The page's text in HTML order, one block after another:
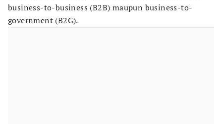
business-to-business (B2B) maupun business-to-
government (B2G).